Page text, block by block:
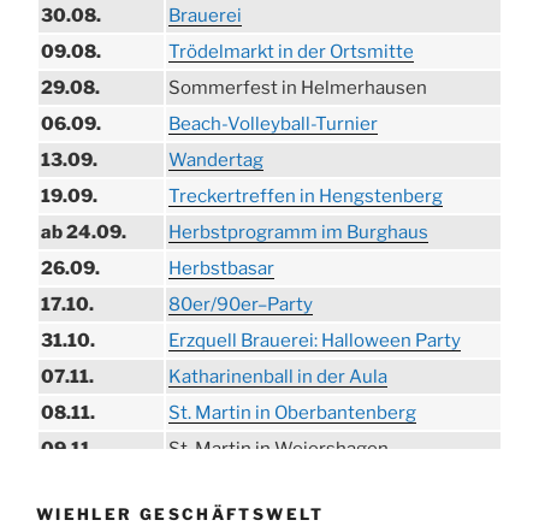
30.08.
Brauerei
09.08.
Trödelmarkt in der Ortsmitte
29.08.
Sommerfest in Helmerhausen
06.09.
Beach-Volleyball-Turnier
13.09.
Wandertag
19.09.
Treckertreffen in Hengstenberg
ab 24.09.
Herbstprogramm im Burghaus
26.09.
Herbstbasar
17.10.
80er/90er–Party
31.10.
Erzquell Brauerei: Halloween Party
07.11.
Katharinenball in der Aula
08.11.
St. Martin in Oberbantenberg
09.11.
St. Martin in Weiershagen
11.11.
„DÜX“ im Burghaus
WIEHLER GESCHÄFTSWELT